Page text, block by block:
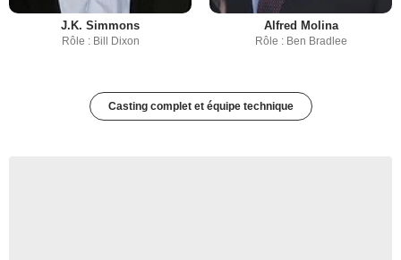
J.K. Simmons
Rôle : Bill Dixon
Alfred Molina
Rôle : Ben Bradlee
Casting complet et équipe technique